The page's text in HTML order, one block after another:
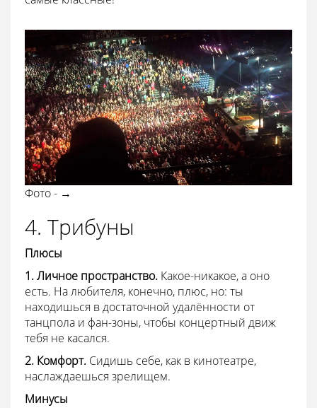
Фото - →
4. Трибуны
Плюсы
1. Личное пространство. Какое-никакое, а оно
есть. На любителя, конечно, плюс, но: ты
находишься в достаточной удалённости от
танцпола и фан-зоны, чтобы концертный движ
тебя не касался.
2. Комфорт. Сидишь себе, как в кинотеатре,
наслаждаешься зрелищем.
Минусы